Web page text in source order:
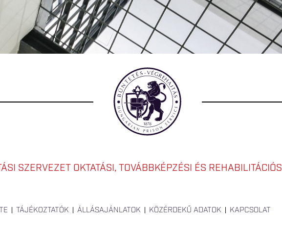
SZERVEZET OKTATÁSI, TOVÁBBKÉPZÉSI ÉS REHABILITÁCIÓS
TÁJÉKOZTATÓK ÁLLÁSAJÁNLATOK KÖZÉRDEKŰ ADATOK KAPCSOLAT